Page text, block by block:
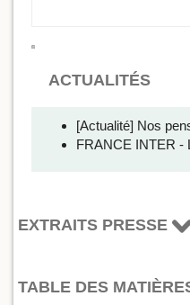
ACTUALITÉS
[Actualité] Nos
FRANCE INTER -
EXTRAITS PRESSE
TABLE DES